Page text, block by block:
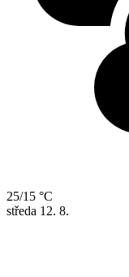
25/15 °C
středa 12. 8.